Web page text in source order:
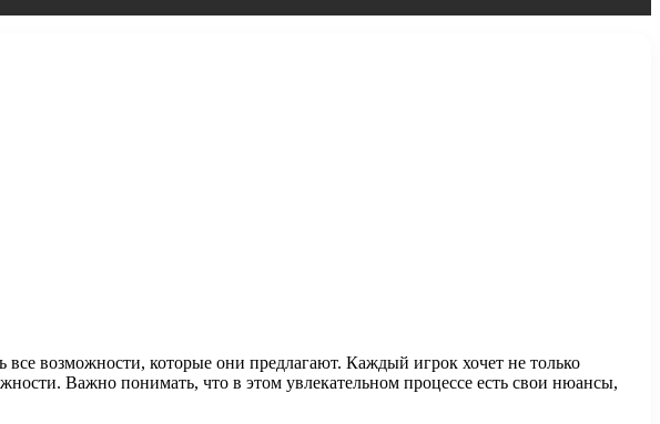
возможности, которые они предлагают. Каждый игрок хочет не только
Важно понимать, что в этом увлекательном процессе есть свои нюансы,